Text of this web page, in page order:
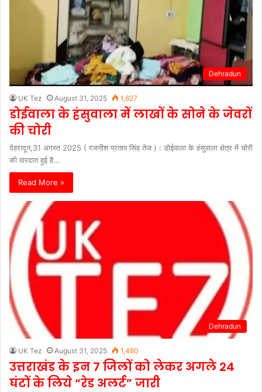
Dehradun
UK Tez August 31, 2025 1,627
डोईवाला के हंसुवाला में लाखों के सोने के जेवरों
की चोरी
देहरादून,31 अगस्त 2025 ( रजनीश प्रताप सिंह तेज ) : डोईवाला के हंसुवाला क्षेत्र में चोरी
की वारदात हुई है…
Read More »
Dehradun
UK Tez August 31, 2025 1,480
उत्तराखंड के इन 7 जिलों को लेकर अगले 24
घंटों के लिये “रेड अलर्ट” जारी